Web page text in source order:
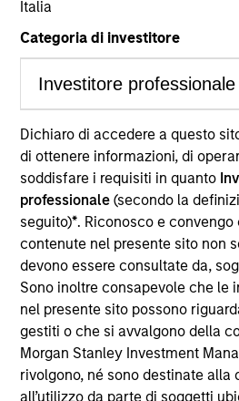
Italia
Categoria di investitore
Dichiaro di accedere a questo
di ottenere informazioni, di
soddisfare i requisiti in quanto
professionale(secondo la
seguito)*. Riconosco e
contenute nel presente sito non
devono essere consultate da,
Sono inoltre consapevole che le
nel presente sito possono
gestiti o che si avvalgono della
Morgan Stanley Investment
rivolgono, né sono destinate alla
all’utilizzo da parte di soggetti
*Devise de référence du fonds
Il presente materiale contiene
Comparti di Morgan Stanley
società di investimento a capitale
lussemburghese. (la “Società”) è
Granducato di Lussemburgo
d’investimento collettivo ai sensi
del 17 dicembre 2010 e
un organismo d’investimento
(“OICVM”).
Prima dell’adesione ai comparti,
partecipazione non devono
consultato l’ultima versione del
documento contenente
documento contenente
investitori (“KIID”), della